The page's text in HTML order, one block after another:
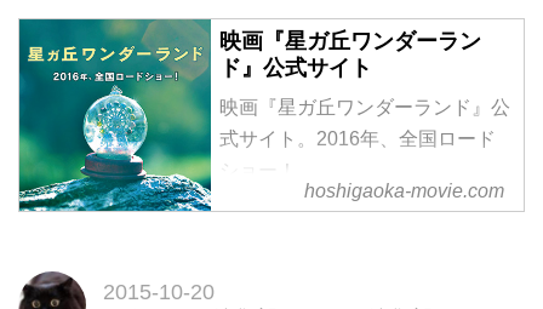
映画『星ガ丘ワンダーラン
ド』公式サイト
映画『星ガ丘ワンダーランド』公
式サイト。2016年、全国ロード
ショー！
hoshigaoka-movie.com
2015-10-20